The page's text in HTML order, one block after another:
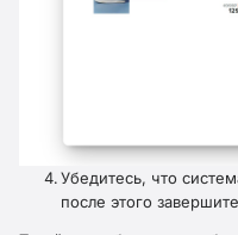
Убедитесь, что
после этого